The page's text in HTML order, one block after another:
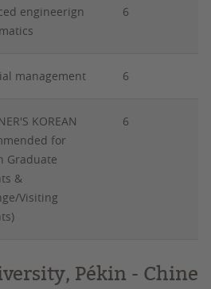
engineerign
6
management 6
KOREAN
for
Graduate
&
Visiting
6
Pékin - Chine